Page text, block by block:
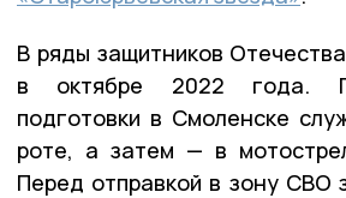
В ряды защитников
в октябре 2022 года.
подготовки в Смоленске
роте, а затем — в
Перед отправкой в зону СВО